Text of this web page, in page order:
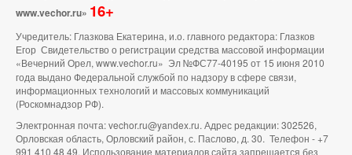
www.vechor.ru» 16+
Учредитель: Глазкова Екатерина, и.о. главного редактора: Глазков
Егор Свидетельство о регистрации средства массовой информации
«Вечерний Орел, www.vechor.ru» Эл №ФС77-40195 от 15 июня 2010
года выдано Федеральной службой по надзору в сфере связи,
информационных технологий и массовых коммуникаций
(Роскомнадзор РФ).
Электронная почта: vechor.ru@yandex.ru. Адрес редакции: 302526,
Орловская область, Орловский район, с. Паслово, д. 30. Телефон - +7
991 410 48 49. Использование материалов сайта запрещается без